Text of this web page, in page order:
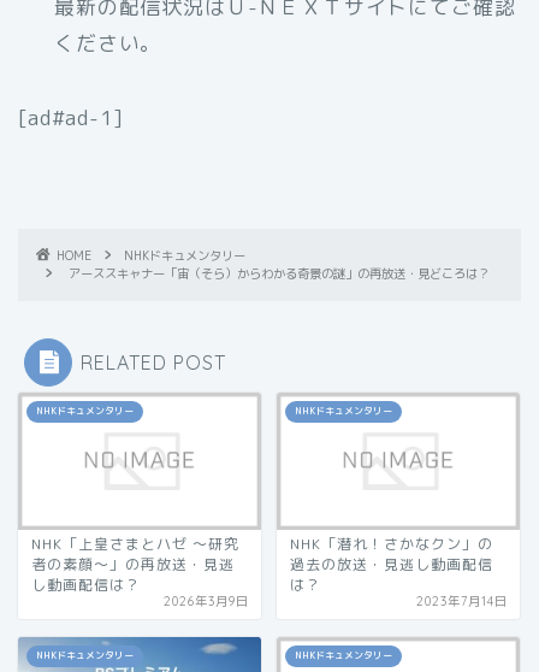
最新の配信状況はＵ-ＮＥＸＴサイトにてご確認
ください。
[ad#ad-1]
HOME
NHKドキュメンタリー
アーススキャナー「宙（そら）からわかる奇景の謎」の再放送・見どころは？
RELATED POST
NHKドキュメンタリー
NHK「上皇さまとハゼ 〜研究
者の素顔〜」の再放送・見逃
し動画配信は？
2026年3月9日
NHKドキュメンタリー
NHK「潜れ！さかなクン」の
過去の放送・見逃し動画配信
は？
2023年7月14日
NHKドキュメンタリー NHKドキュメンタリー